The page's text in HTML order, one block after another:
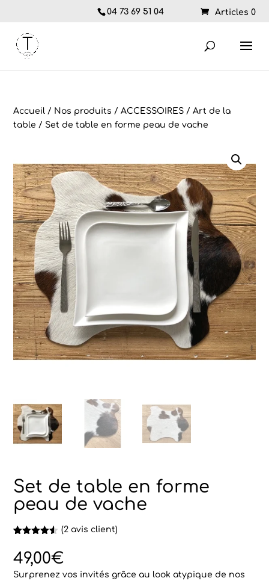
04 73 69 51 04 Articles 0
Accueil / Nos produits /ACCESSOIRES /Art de la
table / Set de table en forme peau de vache
Set de table en forme
peau de vache
sur 5
basé sur
notations
client
(2 avis client)
49,00€
Surprenez vos invités grâce au look atypique de nos